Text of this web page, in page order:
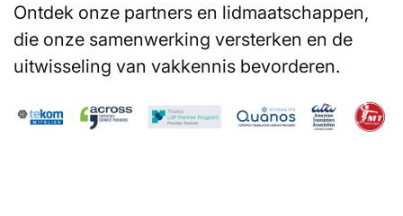
Ontdek onze partners en lidmaatschappen,
die onze samenwerking versterken en de
uitwisseling van vakkennis bevorderen.